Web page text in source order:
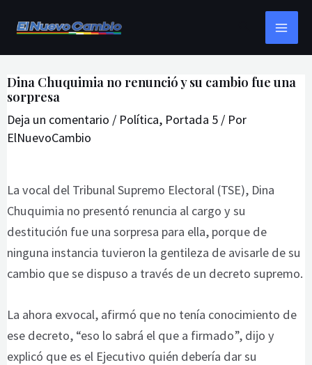
contenido
Dina Chuquimia no renunció y su cambio fue una
sorpresa
Deja un comentario / Política, Portada 5/ Por
ElNuevoCambio
La vocal del Tribunal Supremo Electoral (TSE), Dina
Chuquimia no presentó renuncia al cargo y su
destitución fue una sorpresa para ella, porque de
ninguna instancia tuvieron la gentileza de avisarle de su
cambio que se dispuso a través de un decreto supremo.
La ahora exvocal, afirmó que no tenía conocimiento de
ese decreto, “eso lo sabrá el que a firmado”, dijo y
explicó que es el Ejecutivo quién debería dar su
de
entradas